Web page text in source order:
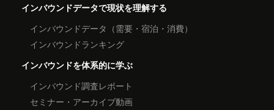
インバウンドデータで現状を理解する
インバウンドデータ（需要・宿泊・消費）
インバウンドランキング
インバウンドを体系的に学ぶ
インバウンド調査レポート
セミナー・アーカイブ動画